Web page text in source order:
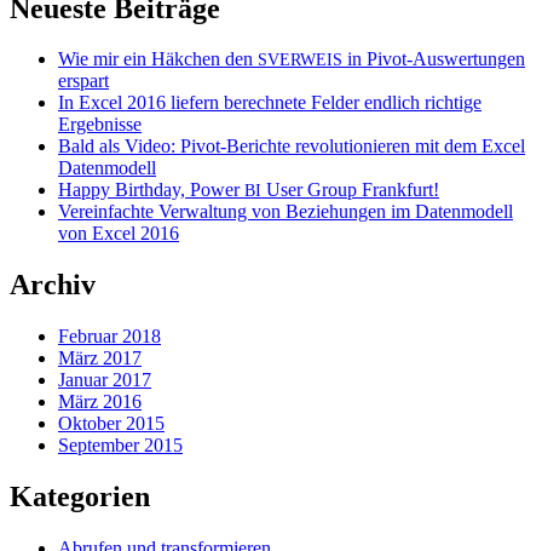
Neueste Beiträge
Wie mir ein Häkchen den SVERWEIS in Pivot-Auswertungen
erspart
In Excel 2016 liefern berechnete Felder endlich richtige
Ergebnisse
Bald als Video: Pivot-Berichte revolutionieren mit dem Excel
Datenmodell
Happy Birthday, PowerBI User Group Frankfurt!
Vereinfachte Verwaltung von Beziehungen im Datenmodell
von Excel 2016
Archiv
Februar 2018
März 2017
Januar 2017
März 2016
Oktober 2015
September 2015
Kategorien